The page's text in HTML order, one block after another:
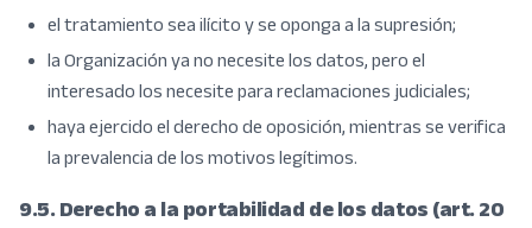
el tratamiento sea ilícito y se oponga a la supresión;
la Organización ya no necesite los datos, pero el
interesado los necesite para reclamaciones judiciales;
haya ejercido el derecho de oposición, mientras se verifica
la prevalencia de los motivos legítimos.
9.5. Derecho a la portabilidad de los datos (art. 20